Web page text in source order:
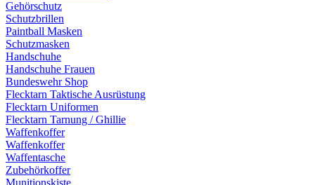
Gehörschutz
Schutzbrillen
Paintball Masken
Schutzmasken
Handschuhe
Handschuhe Frauen
Bundeswehr Shop
Flecktarn Taktische Ausrüstung
Flecktarn Uniformen
Flecktarn Tarnung / Ghillie
Waffenkoffer
Waffenkoffer
Waffentasche
Zubehörkoffer
Munitionskiste